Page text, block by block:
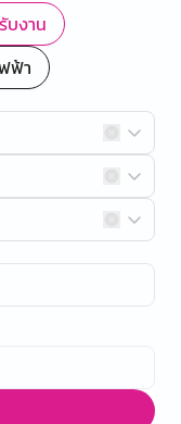
บงาน
ฟ้า